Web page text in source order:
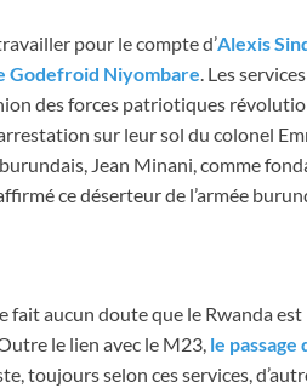
pour le compte d’Alexis
Godefroid Niyombare. Les
des forces patriotiques
sur leur sol du colonel
Jean Minani, comme
ce déserteur de l’armée
fait aucun doute que le Rwanda
le lien avec le M23, le passage
toujours selon ces services,